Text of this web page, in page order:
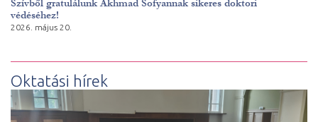
Szívből gratulálunk Akhmad Sofyannak sikeres doktori
védéséhez!
2026. május 20.
Oktatási hírek